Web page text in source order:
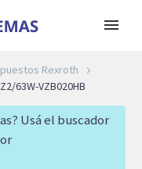
Rexroth
63W-VZB020HB
Usá el buscador